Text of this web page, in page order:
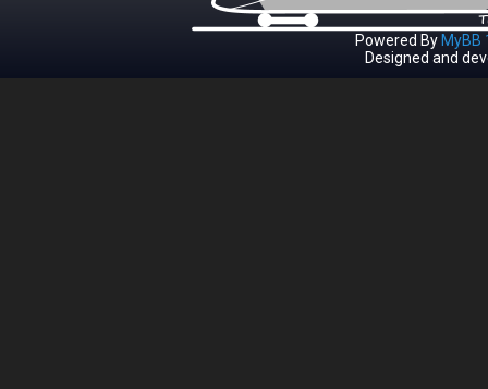
Powered By MyBB
Designed and